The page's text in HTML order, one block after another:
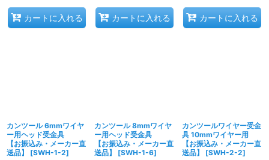
カートに入れる カートに入れる カートに入れる
カンツール 6mmワイヤ
ー用ヘッド受金具
【お振込み・メーカー直
送品】
[SWH-1-2]
カンツール 8mmワイヤ
ー用ヘッド受金具
【お振込み・メーカー直
送品】
[SWH-1-6]
カンツールワイヤー受金
具 10mmワイヤー用
【お振込み・メーカー直
送品】
[SWH-2-2]